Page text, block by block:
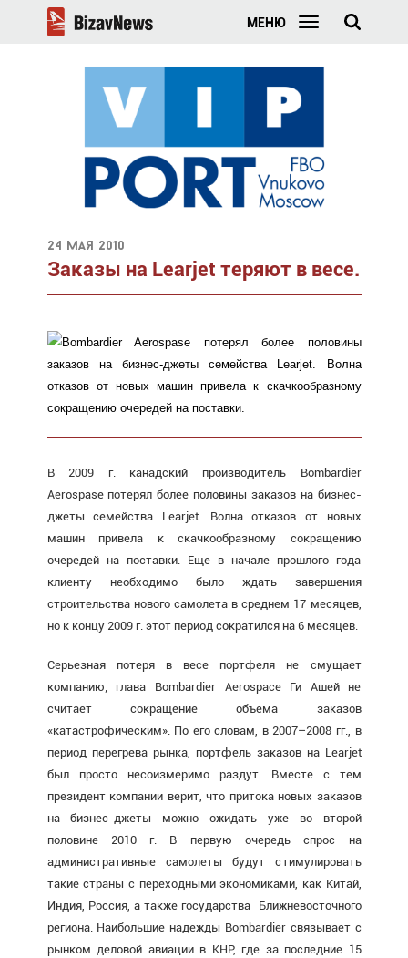
МЕНЮ
24 мая 2010
Заказы на Learjet теряют в весе.
Bombardier Aerospase потерял более половины
заказов на бизнес-джеты семейства Learjet. Волна
отказов от новых машин привела к скачкообразному
сокращению очередей на поставки.
В 2009 г. канадский производитель Bombardier
Aerospase потерял более половины заказов на бизнес-
джеты семейства Learjet. Волна отказов от новых
машин привела к скачкообразному сокращению
очередей на поставки. Еще в начале прошлого года
клиенту необходимо было ждать завершения
строительства нового самолета в среднем 17 месяцев,
но к концу 2009 г. этот период сократился на 6 месяцев.
Серьезная потеря в весе портфеля не смущает
компанию; глава Bombardier Aerospace Ги Ашей не
считает сокращение объема заказов
«катастрофическим». По его словам, в 2007–2008 гг., в
период перегрева рынка, портфель заказов на Learjet
был просто несоизмеримо раздут. Вместе с тем
президент компании верит, что притока новых заказов
на бизнес-джеты можно ожидать уже во второй
половине 2010 г. В первую очередь спрос на
административные самолеты будут стимулировать
такие страны с переходными экономиками, как Китай,
Индия, Россия, а также государства Ближневосточного
региона. Наибольшие надежды Bombardier связывает с
рынком деловой авиации в КНР, где за последние 15